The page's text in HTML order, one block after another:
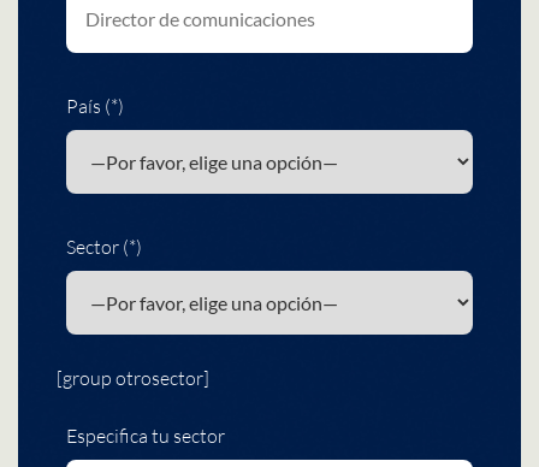
País (*)
Sector (*)
[group otrosector]
Especifica tu sector